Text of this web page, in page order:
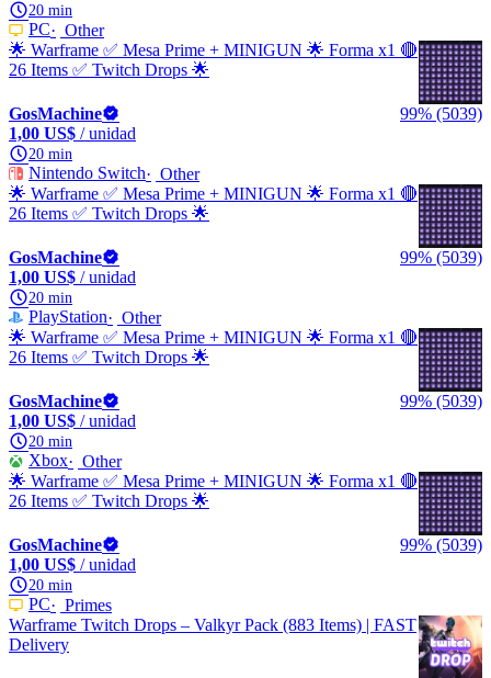
20 min
PC
Other
🌟 Warframe ✅ Mesa Prime + MINIGUN 🌟 Forma x1 🔴
26 Items ✅ Twitch Drops 🌟
GosMachine
99% (5039)
1,00 US$ / unidad
20 min
Nintendo Switch
Other
🌟 Warframe ✅ Mesa Prime + MINIGUN 🌟 Forma x1 🔴
26 Items ✅ Twitch Drops 🌟
GosMachine
99% (5039)
1,00 US$ / unidad
20 min
PlayStation
Other
🌟 Warframe ✅ Mesa Prime + MINIGUN 🌟 Forma x1 🔴
26 Items ✅ Twitch Drops 🌟
GosMachine
99% (5039)
1,00 US$ / unidad
20 min
Xbox
Other
🌟 Warframe ✅ Mesa Prime + MINIGUN 🌟 Forma x1 🔴
26 Items ✅ Twitch Drops 🌟
GosMachine
99% (5039)
1,00 US$ / unidad
20 min
PC
Primes
Warframe Twitch Drops – Valkyr Pack (883 Items) | FAST
Delivery